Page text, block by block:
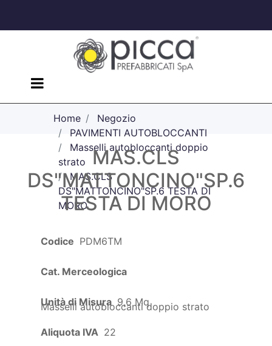
Open menu
Home
Negozio
PAVIMENTI AUTOBLOCCANTI
Masselli autobloccanti doppio
strato
MAS.CLS
DS"MATTONCINO"SP.6 TESTA DI
MORO
MAS.CLS
DS"MATTONCINO"SP.6
TESTA DI MORO
Codice PDM6TM
Cat. Merceologica
Masselli autobloccanti doppio strato
Unità di Misura 9,6 Mq
Aliquota IVA 22